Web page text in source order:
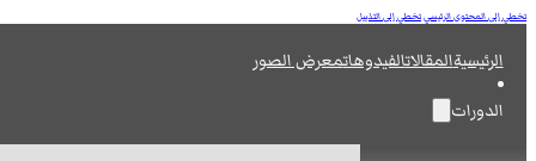
تخطي إلى المحتوى الرئيسيتخطي إلى التذييل
الرئيسيةالمقالاتالفيدوهاتمعرض الصور
الدورات